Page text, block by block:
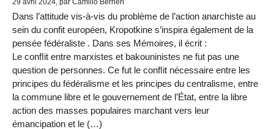
29 avril 2024, par Camillo Berneri
Dans l’attitude vis-à-vis du problème de l’action anarchiste au
sein du confit européen, Kropotkine s’inspira également de la
pensée fédéraliste . Dans ses Mémoires, il écrit :
Le conﬂit entre marxistes et bakouninistes ne fut pas une
question de personnes. Ce fut le conﬂit nécessaire entre les
principes du fédéralisme et les principes du centralisme, entre
la commune libre et le gouvernement de l’État, entre la libre
action des masses populaires marchant vers leur
émancipation et le (…)